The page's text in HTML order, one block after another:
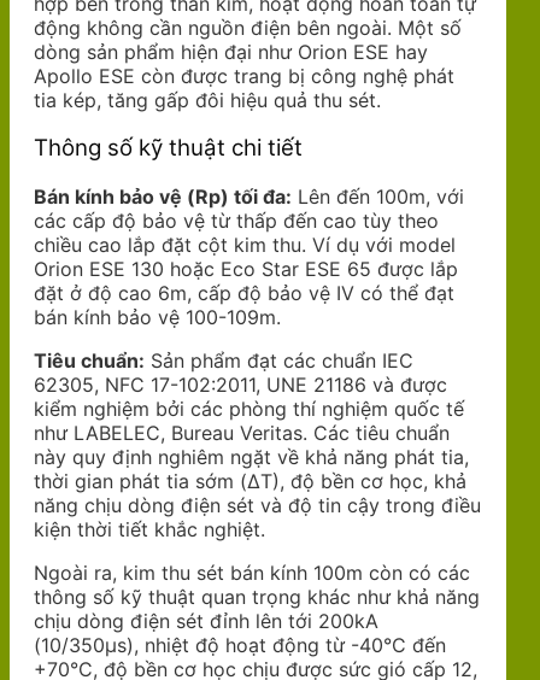
động không cần nguồn điện bên ngoài. Một số
dòng sản phẩm hiện đại như Orion ESE hay
Apollo ESE còn được trang bị công nghệ phát
tia kép, tăng gấp đôi hiệu quả thu sét.
Thông số kỹ thuật chi tiết
Bán kính bảo vệ (Rp) tối đa: Lên đến 100m, với
các cấp độ bảo vệ từ thấp đến cao tùy theo
chiều cao lắp đặt cột kim thu. Ví dụ với model
Orion ESE 130 hoặc Eco Star ESE 65 được lắp
đặt ở độ cao 6m, cấp độ bảo vệ IV có thể đạt
bán kính bảo vệ 100-109m.
Tiêu chuẩn: Sản phẩm đạt các chuẩn IEC
62305, NFC 17-102:2011, UNE 21186 và được
kiểm nghiệm bởi các phòng thí nghiệm quốc tế
như LABELEC, Bureau Veritas. Các tiêu chuẩn
này quy định nghiêm ngặt về khả năng phát tia,
thời gian phát tia sớm (ΔT), độ bền cơ học, khả
năng chịu dòng điện sét và độ tin cậy trong điều
kiện thời tiết khắc nghiệt.
Ngoài ra, kim thu sét bán kính 100m còn có các
thông số kỹ thuật quan trọng khác như khả năng
chịu dòng điện sét đỉnh lên tới 200kA
(10/350μs), nhiệt độ hoạt động từ -40°C đến
+70°C, độ bền cơ học chịu được sức gió cấp 12,